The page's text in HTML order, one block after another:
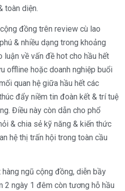
toàn diện.
đồng trên review cù lao
& nhiều dạng trong khoảng
luận về vấn đề hot cho hầu hết
offline hoặc doanh nghiệp buổi
quan hệ giữa hầu hết các
đẩy niềm tin đoàn kết & trí tuệ
Điều này còn dẫn cho phổ
& chia sẻ kỹ năng & kiến thức
hệ thị trấn hội trong toàn cầu
hàng ngũ cộng đồng, diễn bầy
2 ngày 1 đêm còn tương hỗ hầu